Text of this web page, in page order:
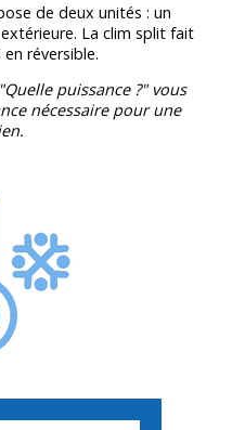
de deux unités : un
La clim split fait
réversible.
puissance ?" vous
nécessaire pour une